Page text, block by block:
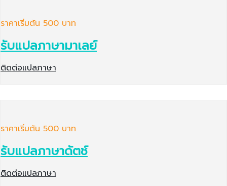
ราคาเริ่มต้น 500 บาท
รับแปลภาษามาเลย์
ติดต่อแปลภาษา
ราคาเริ่มต้น 500 บาท
รับแปลภาษาดัตช์
ติดต่อแปลภาษา